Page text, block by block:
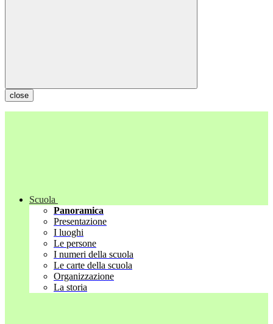
close
Scuola
Panoramica
Presentazione
I luoghi
Le persone
I numeri della scuola
Le carte della scuola
Organizzazione
La storia